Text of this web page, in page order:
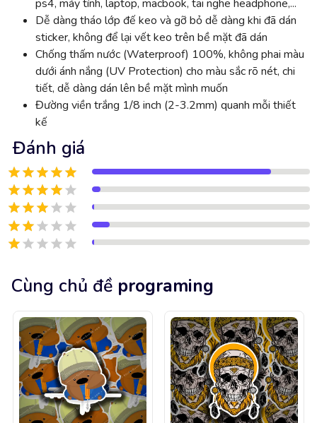
ps4, máy tính, laptop, macbook, tai nghe headphone,...
Dễ dàng tháo lớp đế keo và gỡ bỏ dễ dàng khi đã dán
sticker, không để lại vết keo trên bề mặt đã dán
Chống thấm nước (Waterproof) 100%, không phai màu
dưới ánh nắng (UV Protection) cho màu sắc rõ nét, chi
tiết, dễ dàng dán lên bề mặt mình muốn
Đường viền trắng 1/8 inch (2-3.2mm) quanh mỗi thiết
kế
Đánh giá
Cùng chủ đề programing